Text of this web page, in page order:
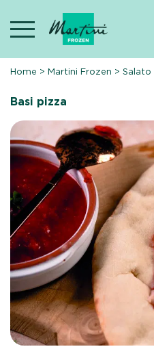
content
Home >Martini Frozen >Salato
Basi pizza